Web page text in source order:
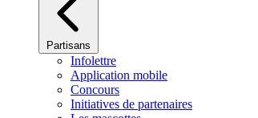
Partisans
Infolettre
Application mobile
Concours
Initiatives de partenaires